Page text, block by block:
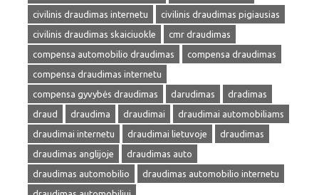
civilinis draudimas internetu
civilinis draudimas pigiausias
civilinis draudimas skaiciuokle
cmr draudimas
compensa automobilio draudimas
compensa draudimas
compensa draudimas internetu
compensa gyvybės draudimas
darudimas
dradimas
draud
draudima draudimai
draudimai automobiliams
draudimai internetu
draudimai lietuvoje
draudimas
draudimas anglijoje
draudimas auto
draudimas automobilio
draudimas automobilio internetu